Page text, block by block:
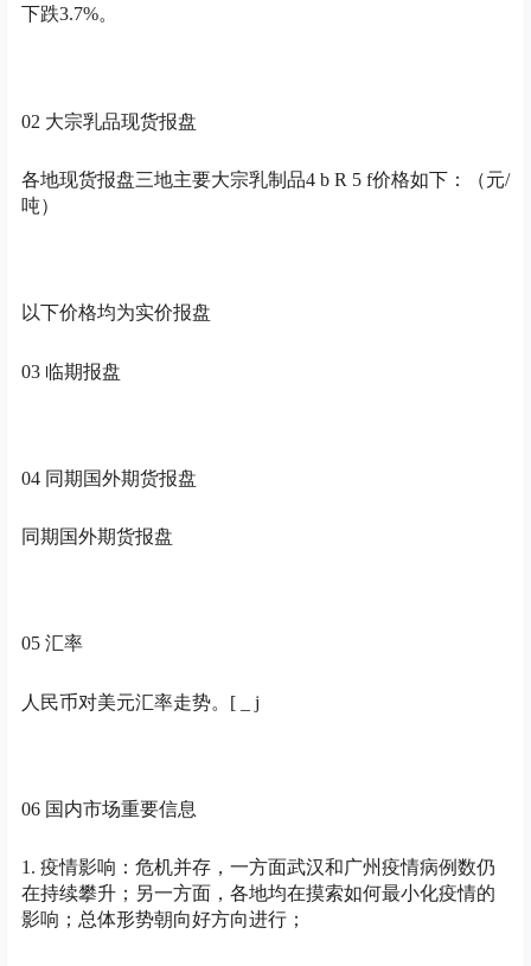
下跌3.7%。
02 大宗乳品现货报盘
各地现货报盘三地主要大宗乳制品4 b R 5 f价格如下：（元/
吨）
以下价格均为实价报盘
03 临期报盘
04 同期国外期货报盘
同期国外期货报盘
05 汇率
人民币对美元汇率走势。 [ _ j
06 国内市场重要信息
1. 疫情影响：危机并存，一方面武汉和广州疫情病例数仍
在持续攀升；另一方面，各地均在摸索如何最小化疫情的
影响；总体形势朝向好方向进行；